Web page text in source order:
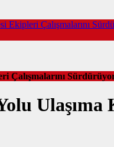
Ekipleri Çalışmalarını
Çalışmalarını